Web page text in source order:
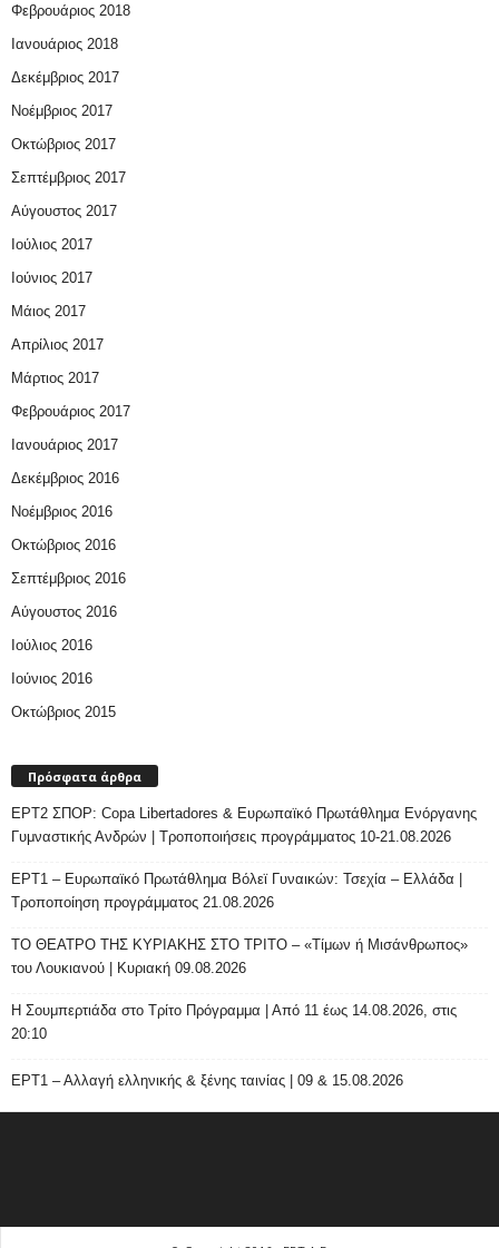
Φεβρουάριος 2018
Ιανουάριος 2018
Δεκέμβριος 2017
Νοέμβριος 2017
Οκτώβριος 2017
Σεπτέμβριος 2017
Αύγουστος 2017
Ιούλιος 2017
Ιούνιος 2017
Μάιος 2017
Απρίλιος 2017
Μάρτιος 2017
Φεβρουάριος 2017
Ιανουάριος 2017
Δεκέμβριος 2016
Νοέμβριος 2016
Οκτώβριος 2016
Σεπτέμβριος 2016
Αύγουστος 2016
Ιούλιος 2016
Ιούνιος 2016
Οκτώβριος 2015
Πρόσφατα άρθρα
ΕΡΤ2 ΣΠΟΡ: Copa Libertadores & Ευρωπαϊκό Πρωτάθλημα Ενόργανης
Γυμναστικής Ανδρών | Τροποποιήσεις προγράμματος 10-21.08.2026
ΕΡΤ1 – Ευρωπαϊκό Πρωτάθλημα Βόλεϊ Γυναικών: Τσεχία – Ελλάδα |
Τροποποίηση προγράμματος 21.08.2026
ΤΟ ΘΕΑΤΡΟ ΤΗΣ ΚΥΡΙΑΚΗΣ ΣΤΟ ΤΡΙΤΟ – «Τίμων ή Μισάνθρωπος»
του Λουκιανού | Κυριακή 09.08.2026
H Σουμπερτιάδα στο Τρίτο Πρόγραμμα | Από 11 έως 14.08.2026, στις
20:10
ΕΡΤ1 – Αλλαγή ελληνικής & ξένης ταινίας | 09 & 15.08.2026